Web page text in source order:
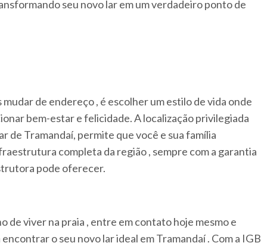
seu novo lar em um verdadeiro ponto de
de endereço , é escolher um estilo de vida onde
bem-estar e felicidade. A localização privilegiada
de Tramandaí, permite que você e sua família
completa da região , sempre com a garantia
pode oferecer.
de viver na praia , entre em contato hoje mesmo e
o seu novo lar ideal em Tramandaí . Com a IGB